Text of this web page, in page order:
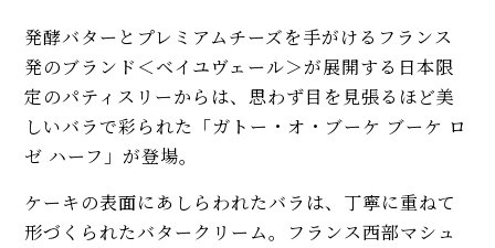
発酵バターとプレミアムチーズを手がけるフランス
発のブランド＜ベイユヴェール＞が展開する日本限
定のパティスリーからは、思わず目を見張るほど美
しいバラで彩られた「ガトー・オ・ブーケ ブーケ ロ
ゼ ハーフ」が登場。
ケーキの表面にあしらわれたバラは、丁寧に重ねて
形づくられたバタークリーム。フランス西部マシュ